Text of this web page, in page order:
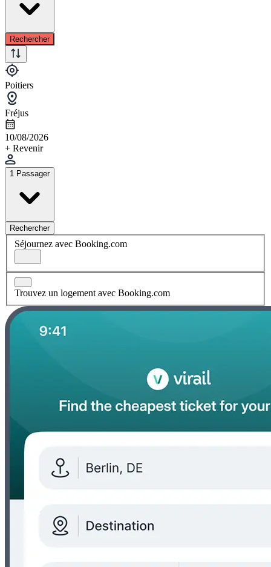
Rechercher
Poitiers
Fréjus
10/08/2026
+ Revenir
1 Passager
Rechercher
Séjournez avec Booking.com
Trouvez un logement avec Booking.com